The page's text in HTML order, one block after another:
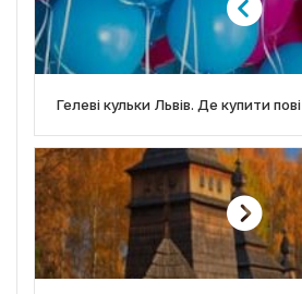
Гелеві кульки Львів. Де купити